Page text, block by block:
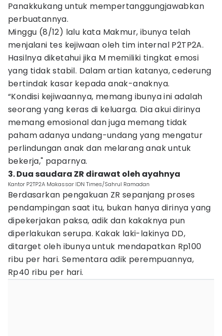
Panakkukang untuk mempertanggungjawabkan
perbuatannya.
Minggu (8/12) lalu kata Makmur, ibunya telah
menjalani tes kejiwaan oleh tim internal P2TP2A.
Hasilnya diketahui jika M memiliki tingkat emosi
yang tidak stabil. Dalam artian katanya, cederung
bertindak kasar kepada anak-anaknya.
“Kondisi kejiwaannya, memang ibunya ini adalah
seorang yang keras di keluarga. Dia akui dirinya
memang emosional dan juga memang tidak
paham adanya undang-undang yang mengatur
perlindungan anak dan melarang anak untuk
bekerja," paparnya.
3. Dua saudara ZR dirawat oleh ayahnya
Kantor P2TP2A Makassar IDN Times/Sahrul Ramadan
Berdasarkan pengakuan ZR sepanjang proses
pendampingan saat itu, bukan hanya dirinya yang
dipekerjakan paksa, adik dan kakaknya pun
diperlakukan serupa. Kakak laki-lakinya DD,
ditarget oleh ibunya untuk mendapatkan Rp100
ribu per hari. Sementara adik perempuannya,
Rp40 ribu per hari.